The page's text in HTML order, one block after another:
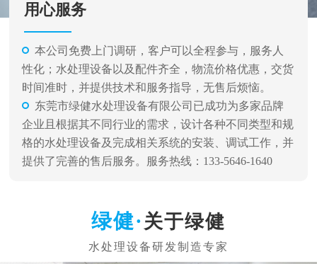
用心服务
本公司免费上门调研，客户可以全程参与，服务人
性化；水处理设备以及配件齐全，物流价格优惠，交货
时间准时，并提供技术和服务指导，无售后烦恼。
东莞市绿健水处理设备有限公司已成功为多家品牌
企业且根据其不同行业的需求，设计各种不同类型和规
格的水处理设备及完成相关系统的安装、调试工作，并
提供了完善的售后服务。服务热线：133-5646-1640
关于绿健